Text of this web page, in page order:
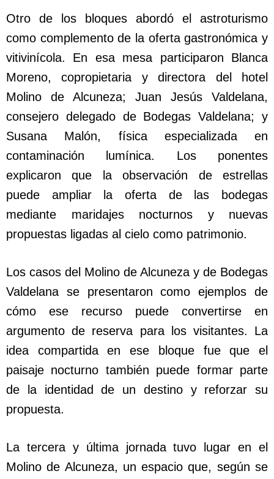
Otro de los bloques abordó el astroturismo
como complemento de la oferta gastronómica y
vitivinícola. En esa mesa participaron Blanca
Moreno, copropietaria y directora del hotel
Molino de Alcuneza; Juan Jesús Valdelana,
consejero delegado de Bodegas Valdelana; y
Susana Malón, física especializada en
contaminación lumínica. Los ponentes
explicaron que la observación de estrellas
puede ampliar la oferta de las bodegas
mediante maridajes nocturnos y nuevas
propuestas ligadas al cielo como patrimonio.
Los casos del Molino de Alcuneza y de Bodegas
Valdelana se presentaron como ejemplos de
cómo ese recurso puede convertirse en
argumento de reserva para los visitantes. La
idea compartida en ese bloque fue que el
paisaje nocturno también puede formar parte
de la identidad de un destino y reforzar su
propuesta.
La tercera y última jornada tuvo lugar en el
Molino de Alcuneza, un espacio que, según se